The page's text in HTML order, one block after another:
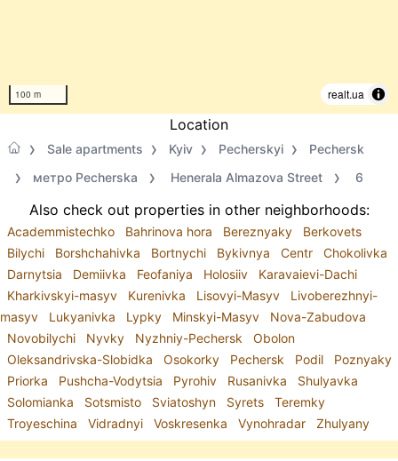
100 m realt.ua
Location
Sale apartments Kyiv Pecherskyi
Pechersk
метро Pecherska
Henerala Almazova Street 6
Also check out properties in other neighborhoods:
Academmistechko Bahrinova hora Bereznyaky
Berkovets
Bilychi
Borshchahivka Bortnychi Bykivnya Centr
Chokolivka
Darnytsia
Demiivka Feofaniya Holosiiv
Karavaievi-Dachi
Kharkivskyi-masyv
Kurenivka Lisovyi-Masyv
Livoberezhnyi-
masyv
Lukyanivka Lypky Minskyi-Masyv
Nova-Zabudova
Novobilychi
Nyvky Nyzhniy-Pechersk
Obolon
Oleksandrivska-Slobidka
Osokorky Pechersk Podil
Poznyaky
Priorka
Pushcha-Vodytsia Pyrohiv Rusanivka
Shulyavka
Solomianka
Sotsmisto Sviatoshyn Syrets
Teremky
Troyeschina
Vidradnyi Voskresenka Vynohradar Zhulyany